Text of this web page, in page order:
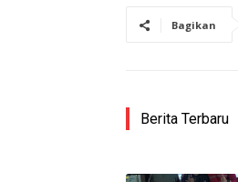
Bagikan
Berita Terbaru